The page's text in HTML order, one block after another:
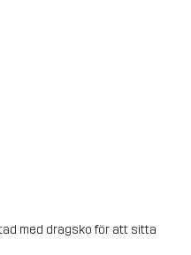
med dragsko för att sitta